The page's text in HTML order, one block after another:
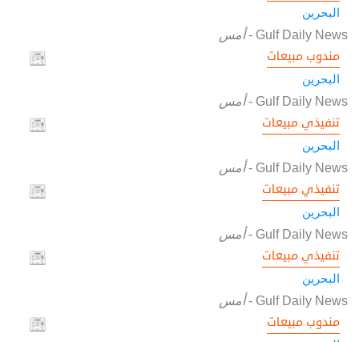
البحرين
Gulf Daily News
-أمس
مندوب مبيعات
البحرين
Gulf Daily News
-أمس
تنفيذي مبيعات
البحرين
Gulf Daily News
-أمس
تنفيذي مبيعات
البحرين
Gulf Daily News
-أمس
تنفيذي مبيعات
البحرين
Gulf Daily News
-أمس
مندوب مبيعات